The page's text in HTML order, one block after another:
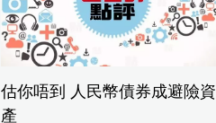
估你唔到 人民幣債券成避險資
產